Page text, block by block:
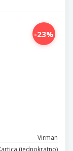
-23%
Virman